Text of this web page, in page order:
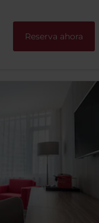
Reserva ahora